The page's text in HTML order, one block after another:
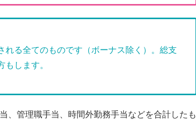
る全てのものです（ボーナス除く）。総支
します。
、管理職手当、時間外勤務手当などを合計したも